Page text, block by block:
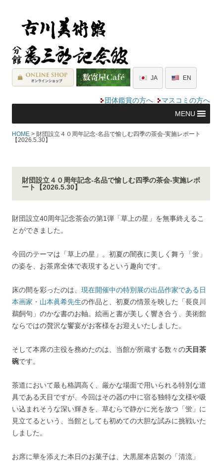
JA EN
団体鑑賞の方へ
マスコミの方へ
MENU
HOME > 財団設立４０周年記念-名品で愉しむ四季の茶会-実施レポート
【2026.5.30】
財団設立４０周年記念-名品で愉しむ四季の茶会-実施レポ
ート【2026.5.30】
財団設立40周年記念茶会の第1弾「草上の星」を無事終えるこ
とができました。
今回のテーマは「草上の星」。初夏の闇夜に美しく舞う「蛍」
の姿を、お茶席全体で表現するという趣向です。
床の間を彩ったのは、 現在開催中の特別展の出品作家である日
本画家・山本眞希先生の作品と、初夏の情景を映した「長良川
鵜飼句」のかな書のお軸。絵画と書が美しく響き合う、美術館
ならではの贅沢な饗宴がお客様をお迎えいたしました。
そして本席の主役を務めたのは、当館が所蔵する数々の天目茶
碗です。
茶道において最も格調高く、厳かな場面で用いられる特別な道
具である天目ですが、今回はその器の中に宿る独特な文様や吸
い込まれそうな深い輝きを、草むらで静かに光を放つ「蛍」に
見立てるという、当館としても初めての大胆な試みに挑戦いた
しました。
お席に華を添えた本日のお菓子は、大黒屋本店製の「清流」